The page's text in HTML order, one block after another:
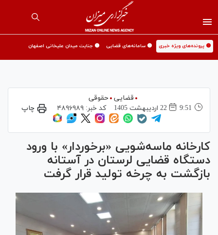
🟡 پرونده‌های ویژه خبری 🟡 سامانه‌های قضایی 🟡 جنایت میدان علیخانی اصفهان
قضایی حقوقی
9:51
22 ارديبهشت 1405 کد خبر: ۴۸۹۶۹۸۹ چاپ
کارخانه ماسه‌شویی «برخوردار» با ورود
دستگاه قضایی لرستان در آستانه
بازگشت به چرخه تولید قرار گرفت